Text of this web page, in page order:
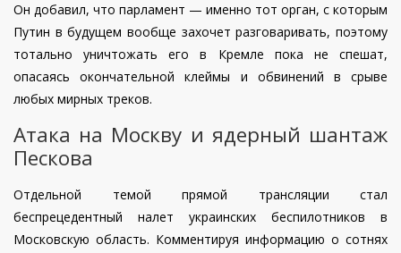
Он добавил, что парламент — именно тот орган, с которым
Путин в будущем вообще захочет разговаривать, поэтому
тотально уничтожать его в Кремле пока не спешат,
опасаясь окончательной клеймы и обвинений в срыве
любых мирных треков.
Атака на Москву и ядерный шантаж
Пескова
Отдельной темой прямой трансляции стал
беспрецедентный налет украинских беспилотников в
Московскую область. Комментируя информацию о сотнях